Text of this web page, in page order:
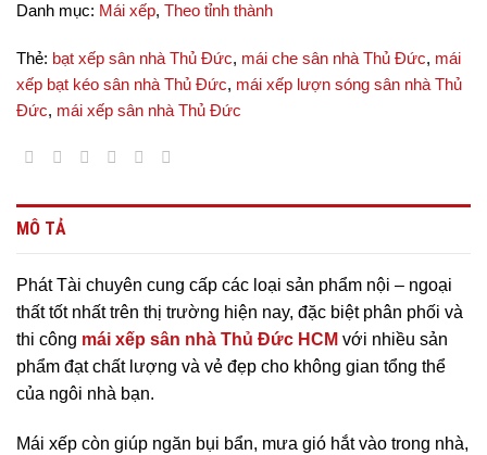
Danh mục: Mái xếp, Theo tỉnh thành
Thẻ: bạt xếp sân nhà Thủ Đức, mái che sân nhà Thủ Đức, mái
xếp bạt kéo sân nhà Thủ Đức, mái xếp lượn sóng sân nhà Thủ
Đức, mái xếp sân nhà Thủ Đức
MÔ TẢ
Phát Tài chuyên cung cấp các loại sản phẩm nội – ngoại
thất tốt nhất trên thị trường hiện nay, đặc biệt phân phối và
thi công mái xếp sân nhà Thủ Đức HCM với nhiều sản
phẩm đạt chất lượng và vẻ đẹp cho không gian tổng thể
của ngôi nhà bạn.
Mái xếp còn giúp ngăn bụi bẩn, mưa gió hắt vào trong nhà,